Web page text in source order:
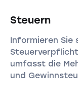
Steuern
Informieren Sie
umfasst die
und